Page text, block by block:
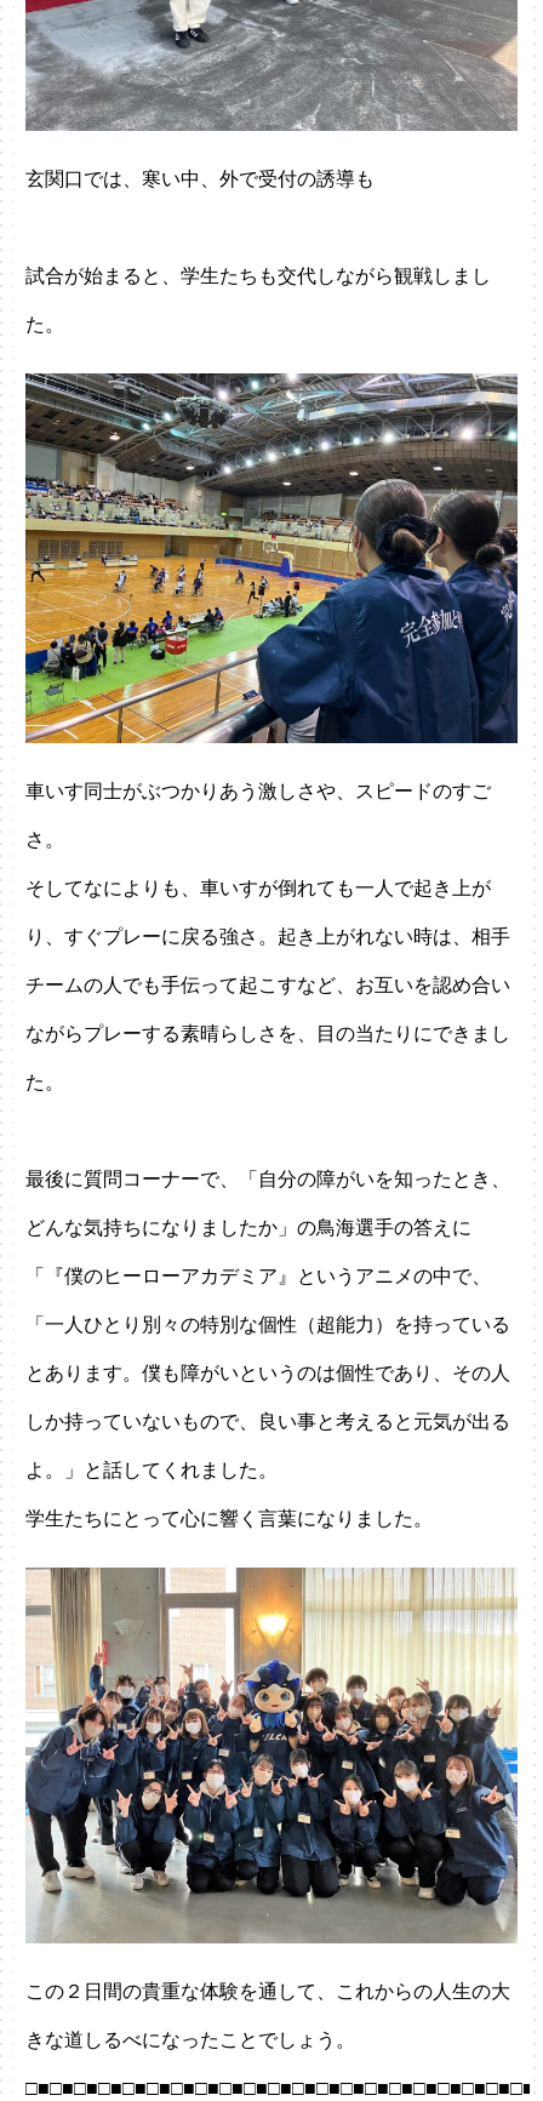
玄関口では、寒い中、外で受付の誘導も
試合が始まると、学生たちも交代しながら観戦しまし
た。
車いす同士がぶつかりあう激しさや、スピードのすご
さ。
そしてなによりも、車いすが倒れても一人で起き上が
り、すぐプレーに戻る強さ。起き上がれない時は、相手
チームの人でも手伝って起こすなど、お互いを認め合い
ながらプレーする素晴らしさを、目の当たりにできまし
た。
最後に質問コーナーで、「自分の障がいを知ったとき、
どんな気持ちになりましたか」の鳥海選手の答えに
「『僕のヒーローアカデミア』というアニメの中で、
「一人ひとり別々の特別な個性（超能力）を持っている
とあります。僕も障がいというのは個性であり、その人
しか持っていないもので、良い事と考えると元気が出る
よ。」と話してくれました。
学生たちにとって心に響く言葉になりました。
この２日間の貴重な体験を通して、これからの人生の大
きな道しるべになったことでしょう。